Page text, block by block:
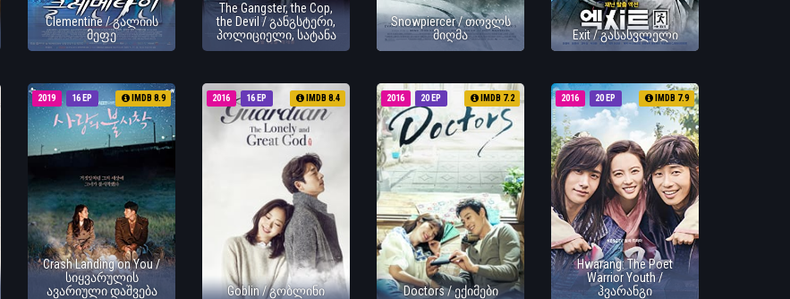
Clementine / გალიის
მეფე
The Gangster, the Cop,
the Devil / განგსტერი,
პოლიციელი, სატანა
Snowpiercer / თოვლს
მიღმა
Exit / გასასვლელი
16 EP
2019 IMDB 8.9
Crash Landing on You /
სიყვარულის
ავარიული დაშვება
16 EP
2016 IMDB 8.4
Goblin / გობლინი
20 EP
2016 IMDB 7.2
Doctors / ექიმები
20 EP
2016 IMDB 7.9
Hwarang: The Poet
Warrior Youth /
ჰვარანგი